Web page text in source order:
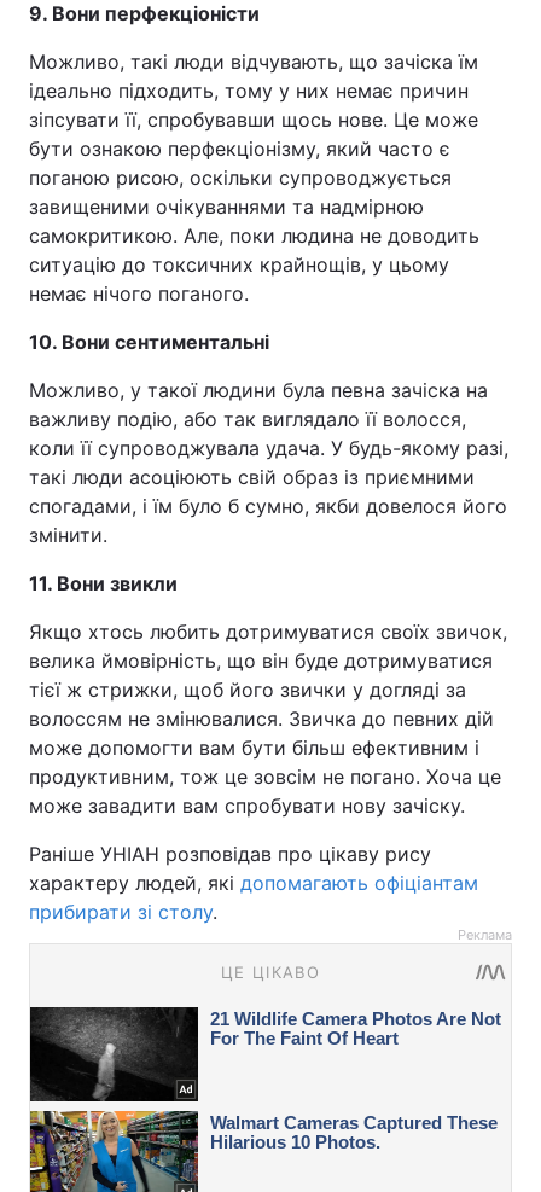
9. Вони перфекціоністи
Можливо, такі люди відчувають, що зачіска їм
ідеально підходить, тому у них немає причин
зіпсувати її, спробувавши щось нове. Це може
бути ознакою перфекціонізму, який часто є
поганою рисою, оскільки супроводжується
завищеними очікуваннями та надмірною
самокритикою. Але, поки людина не доводить
ситуацію до токсичних крайнощів, у цьому
немає нічого поганого.
10. Вони сентиментальні
Можливо, у такої людини була певна зачіска на
важливу подію, або так виглядало її волосся,
коли її супроводжувала удача. У будь-якому разі,
такі люди асоціюють свій образ із приємними
спогадами, і їм було б сумно, якби довелося його
змінити.
11. Вони звикли
Якщо хтось любить дотримуватися своїх звичок,
велика ймовірність, що він буде дотримуватися
тієї ж стрижки, щоб його звички у догляді за
волоссям не змінювалися. Звичка до певних дій
може допомогти вам бути більш ефективним і
продуктивним, тож це зовсім не погано. Хоча це
може завадити вам спробувати нову зачіску.
Раніше УНІАН розповідав про цікаву рису
характеру людей, які допомагають офіціантам
прибирати зі столу.
Реклама